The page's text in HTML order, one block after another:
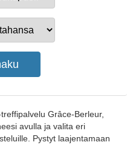
Grâce-Berleur,
avulla ja valita eri
Pystyt laajentamaan